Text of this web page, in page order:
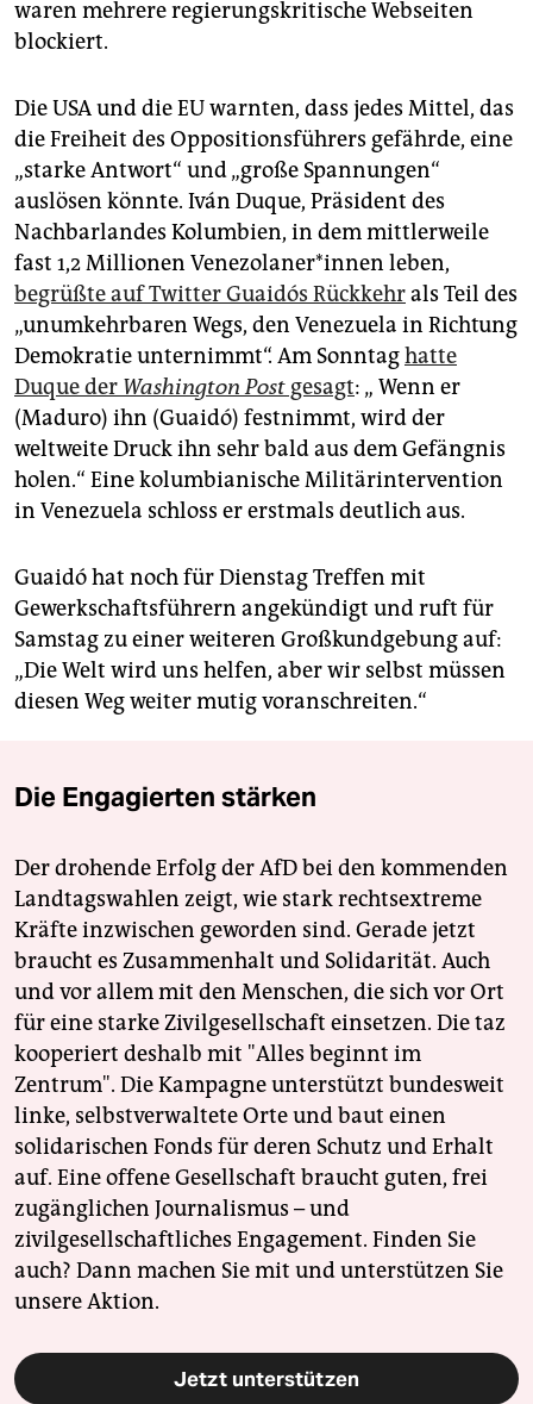
waren mehrere regierungskritische Webseiten
blockiert.
Die USA und die EU warnten, dass jedes Mittel, das
die Freiheit des Oppositionsführers gefährde, eine
„starke Antwort“ und „große Spannungen“
auslösen könnte. Iván Duque, Präsident des
Nachbarlandes Kolumbien, in dem mittlerweile
fast 1,2 Millionen Venezolaner*innen leben,
begrüßte auf Twitter Guaidós Rückkehrals Teil des
„unumkehrbaren Wegs, den Venezuela in Richtung
Demokratie unternimmt“. Am Sonntaghatte
Duque der Washington Post gesagt: „ Wenn er
(Maduro) ihn (Guaidó) festnimmt, wird der
weltweite Druck ihn sehr bald aus dem Gefängnis
holen.“ Eine kolumbianische Militärintervention
in Venezuela schloss er erstmals deutlich aus.
Guaidó hat noch für Dienstag Treffen mit
Gewerkschaftsführern angekündigt und ruft für
Samstag zu einer weiteren Großkundgebung auf:
„Die Welt wird uns helfen, aber wir selbst müssen
diesen Weg weiter mutig voranschreiten.“
Die Engagierten stärken
Der drohende Erfolg der AfD bei den kommenden
Landtagswahlen zeigt, wie stark rechtsextreme
Kräfte inzwischen geworden sind. Gerade jetzt
braucht es Zusammenhalt und Solidarität. Auch
und vor allem mit den Menschen, die sich vor Ort
für eine starke Zivilgesellschaft einsetzen. Die taz
kooperiert deshalb mit "Alles beginnt im
Zentrum". Die Kampagne unterstützt bundesweit
linke, selbstverwaltete Orte und baut einen
solidarischen Fonds für deren Schutz und Erhalt
auf. Eine offene Gesellschaft braucht guten, frei
zugänglichen Journalismus – und
zivilgesellschaftliches Engagement. Finden Sie
auch? Dann machen Sie mit und unterstützen Sie
unsere Aktion.
Jetzt unterstützen